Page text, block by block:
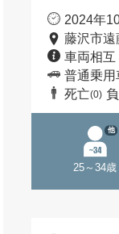
2024年
藤沢市遠
車両相互
普通乗用
死亡(0)
25～34歳
他